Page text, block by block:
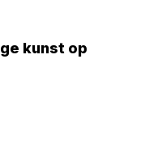
kunst op